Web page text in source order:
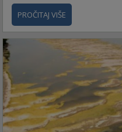
PROČITAJ VIŠE